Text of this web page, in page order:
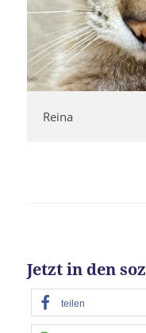
Reina
Jetzt in den
teilen